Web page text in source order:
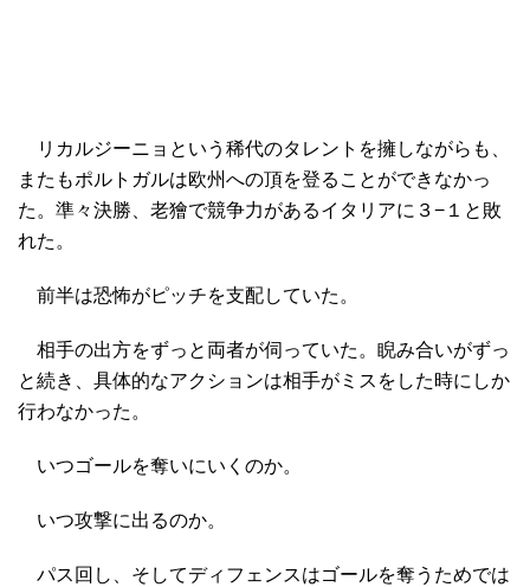
リカルジーニョという稀代のタレントを擁しながらも、
またもポルトガルは欧州への頂を登ることができなかっ
た。準々決勝、老獪で競争力があるイタリアに３−１と敗
れた。
前半は恐怖がピッチを支配していた。
相手の出方をずっと両者が伺っていた。睨み合いがずっ
と続き、具体的なアクションは相手がミスをした時にしか
行わなかった。
いつゴールを奪いにいくのか。
いつ攻撃に出るのか。
パス回し、そしてディフェンスはゴールを奪うためでは